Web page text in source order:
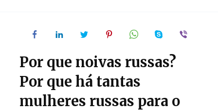
Por que noivas russas?
Por que há tantas
mulheres russas para o